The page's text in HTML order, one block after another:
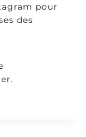
pour
des